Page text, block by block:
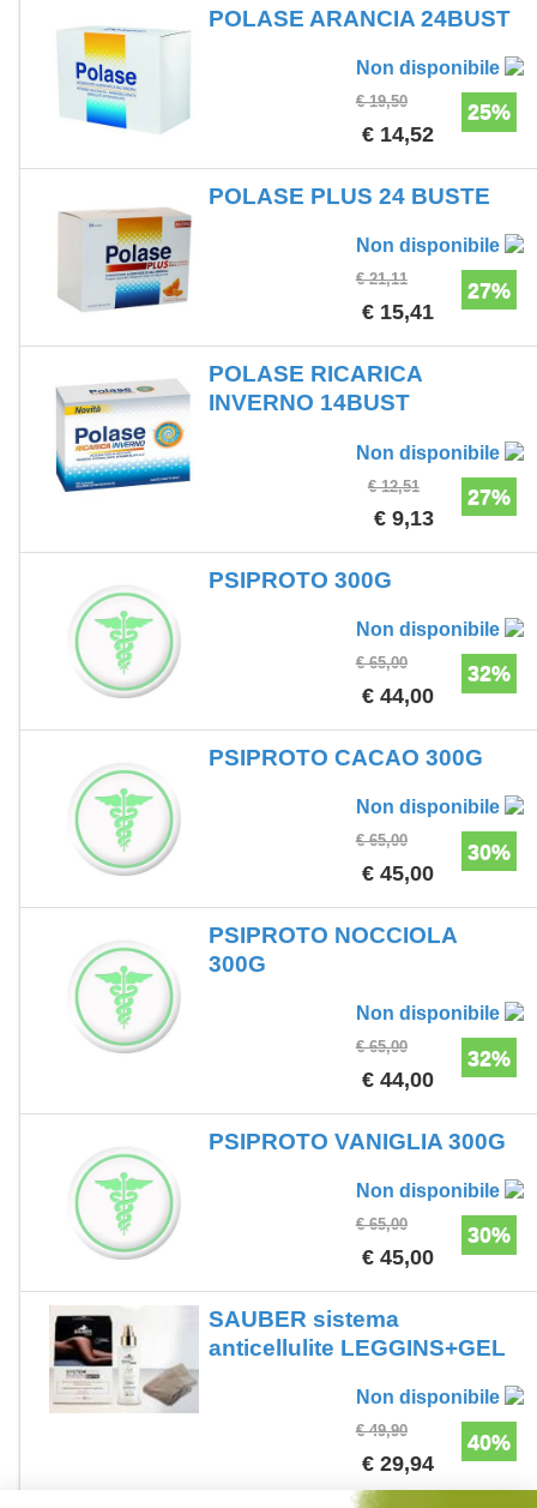
POLASE ARANCIA 24BUST
Non disponibile
25%
€ 19,50
€ 14,52
POLASE PLUS 24 BUSTE
Non disponibile
27%
€ 21,11
€ 15,41
POLASE RICARICA
INVERNO 14BUST
Non disponibile
27%
€ 12,51
€ 9,13
PSIPROTO 300G
Non disponibile
32%
€ 65,00
€ 44,00
PSIPROTO CACAO 300G
Non disponibile
30%
€ 65,00
€ 45,00
PSIPROTO NOCCIOLA
300G
Non disponibile
32%
€ 65,00
€ 44,00
PSIPROTO VANIGLIA 300G
Non disponibile
30%
€ 65,00
€ 45,00
SAUBER sistema
anticellulite LEGGINS+GEL
Non disponibile
40%
€ 49,90
€ 29,94